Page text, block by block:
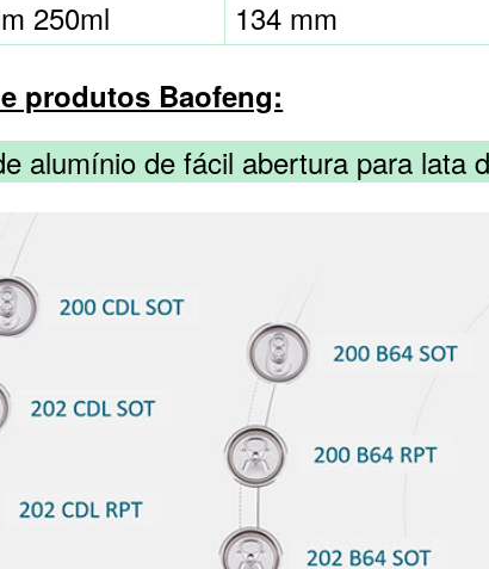
250ml
134 mm
produtos Baofeng:
alumínio de fácil abertura para lata